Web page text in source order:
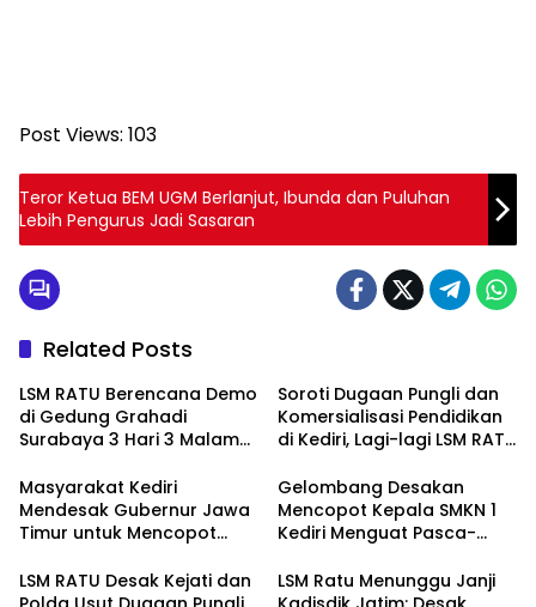
Post Views: 103
Teror Ketua BEM UGM Berlanjut, Ibunda dan Puluhan
Lebih Pengurus Jadi Sasaran
Related Posts
LSM RATU Berencana Demo
di Gedung Grahadi
Surabaya 3 Hari 3 Malam
Marakanya Pungli dan
Korupsi di Cabang Dinas
Pendidikan Kediri
Soroti Dugaan Pungli dan
Komersialisasi Pendidikan
di Kediri, Lagi-lagi LSM RATU
Pemberitahuan Aksi Damai
ke Polrestabes Surabaya
Masyarakat Kediri
Mendesak Gubernur Jawa
Timur untuk Mencopot
Carut Marutnya Pendidikan
di Kediri
Gelombang Desakan
Mencopot Kepala SMKN 1
Kediri Menguat Pasca-
dan Doxing
LSM RATU Desak Kejati dan
LSM Ratu Menunggu Janji